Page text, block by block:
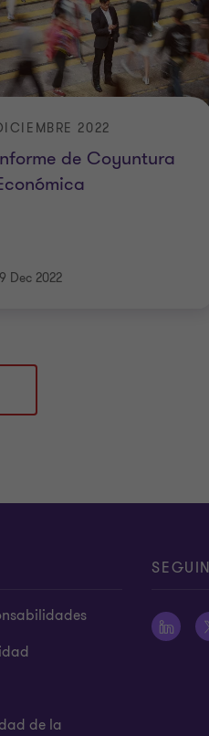
de Coyuntura
2022
Dec 2022
de la